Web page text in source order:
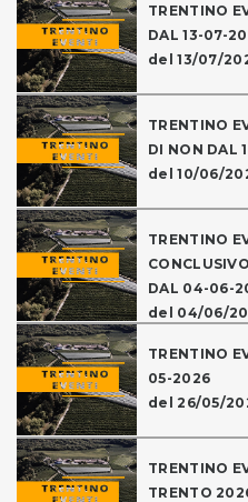
TRENTINO
DAL 13-07-
del 13/07/
TRENTINO
DI NON DAL
del 10/06/
TRENTINO
DAL 04-06-
del 04/06/
TRENTINO
05-2026
del 26/05/
TRENTINO
TRENTO